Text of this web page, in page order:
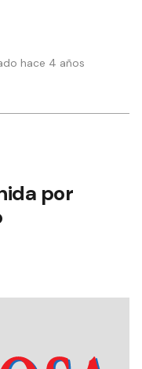
hace 4 años
por